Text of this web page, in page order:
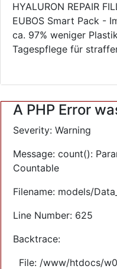
HYALURON REPAIR
EUBOS Smart Pack -
ca. 97% weniger
Tagespflege für
A PHP Error
Severity: Warning
Message: count():
Countable
Filename: models/
Line Number: 625
Backtrace:
File: /www/htdocs/